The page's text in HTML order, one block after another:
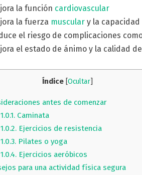
la función cardiovascular
la fuerza muscular y la
el riesgo de complicaciones
el estado de ánimo y la calidad
Índice Ocultar]
antes de comenzar
1.0.1.Caminata
1.0.2.Ejercicios de resistencia
1.0.3.Pilates o yoga
1.0.4.Ejercicios aeróbicos
para una actividad física segura